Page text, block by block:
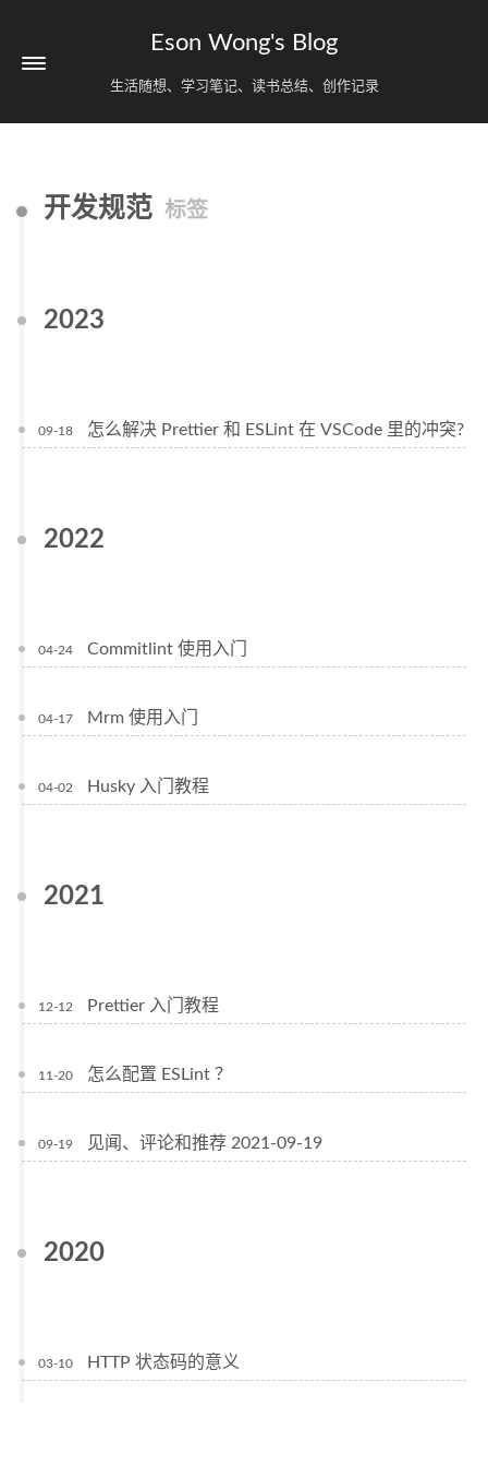
Eson Wong's Blog
生活随想、学习笔记、读书总结、创作记录
开发规范 标签
2023
09-18 怎么解决 Prettier 和 ESLint 在 VSCode 里的冲突?
2022
04-24 Commitlint 使用入门
04-17 Mrm 使用入门
04-02 Husky 入门教程
2021
12-12 Prettier 入门教程
11-20 怎么配置 ESLint ？
09-19 见闻、评论和推荐 2021-09-19
2020
03-10 HTTP 状态码的意义